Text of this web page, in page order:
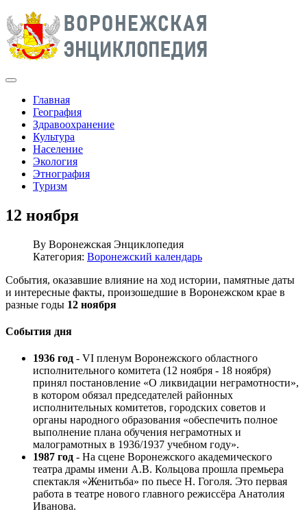
Главная
География
Здравоохранение
Культура
Население
Экология
Этнография
Туризм
12 ноября
By Воронежская Энциклопедия
Категория: Воронежский календарь
События, оказавшие влияние на ход истории, памятные даты
и интересные факты, произошедшие в Воронежском крае в
разные годы 12 ноября
События дня
1936 год - VI пленум Воронежского областного
исполнительного комитета (12 ноября - 18 ноября)
принял постановление «О ликвидации неграмотности»,
в котором обязал председателей районных
исполнительных комитетов, городских советов и
органы народного образования «обеспечить полное
выполнение плана обучения неграмотных и
малограмотных в 1936/1937 учебном году».
1987 год - На сцене Воронежского академического
театра драмы имени А.В. Кольцова прошла премьера
спектакля «Женитьба» по пьесе Н. Гоголя. Это первая
работа в театре нового главного режиссёра Анатолия
Иванова.